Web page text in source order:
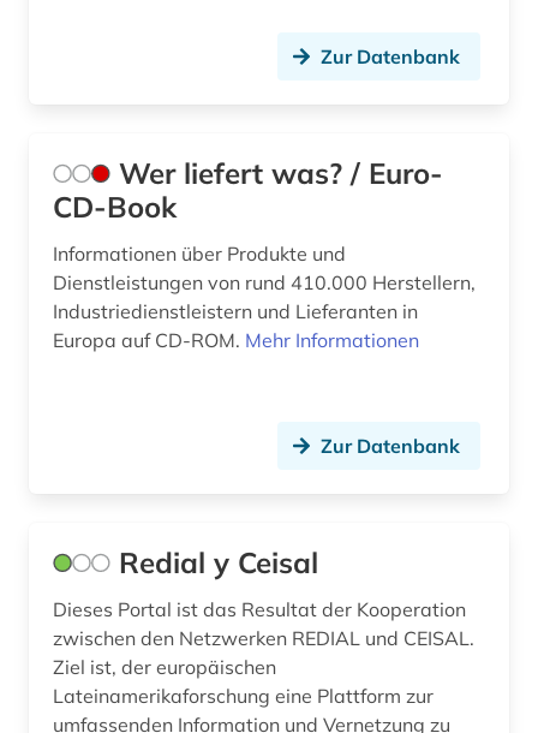
geschichte 1485-1788 (1)
geschichte 1618-1648 (1)
geschichte 1790-1920 (1)
geschichte 1820-1939 (1)
geschichte 1945-1995 (2)
geschichte 300-1500 (1)
Zur Datenbank
Wer liefert was? / Euro-
CD-Book
Informationen über Produkte und
Dienstleistungen von rund 410.000 Herstellern,
Industriedienstleistern und Lieferanten in
Europa auf CD-ROM. Mehr Informationen
Zur Datenbank
Redial y Ceisal
Dieses Portal ist das Resultat der Kooperation
zwischen den Netzwerken REDIAL und CEISAL.
Ziel ist, der europäischen
Lateinamerikaforschung eine Plattform zur
umfassenden Information und Vernetzung zu